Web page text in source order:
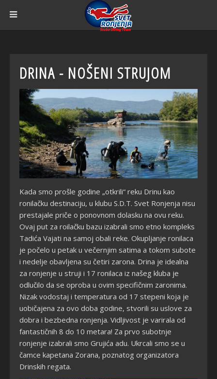
DRINA - NOŠENI STRUJOM
Kada smo prošle godine „otkrili“ reku Drinu kao
ronilačku destinaciju, u klubu S.D.T. Svet Ronjenja nisu
prestajale priče o ponovnom dolasku na ovu reku.
Ovaj put za roilačku bazu izabrali smo etno kompleks
Tadića Vajati na samoj obali reke. Okupljanje ronilaca
je počelo u petak u večernjim satima a tokom subote
i nedelje obavljena su četiri zarona. Drina je idealna
za ronjenje u struji i 17 ronilaca iz našeg kluba je
odlučilo da se oproba u ovim specifičnim zaronima.
Nizak vodostaj i temperatura od 17 stepeni koja je
uobičajena za ovo doba godine, stvorili su uslove za
dobra i bezbedna ronjenja. Vidljivost je varirala od
fantastičnih 8 do 10 metara! Za prvo subotnje
ronjenje izabrali smo Grujića adu. Ukrcali smo se u
čamce kapetana Zorana, poznatog organizatora
Drinskih regata.